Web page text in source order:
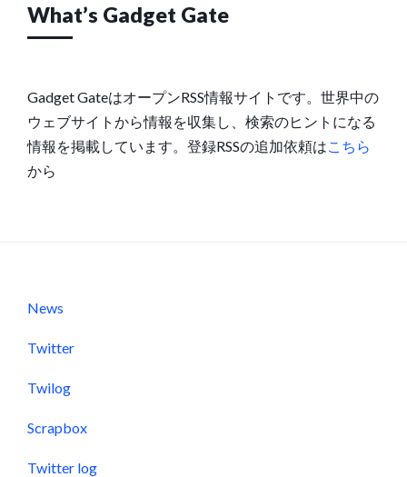
What’s Gadget Gate
Gadget GateはオープンRSS情報サイトです。世界中の
ウェブサイトから情報を収集し、検索のヒントになる
情報を掲載しています。登録RSSの追加依頼は こちら
から
News
Twitter
Twilog
Scrapbox
Twitter log